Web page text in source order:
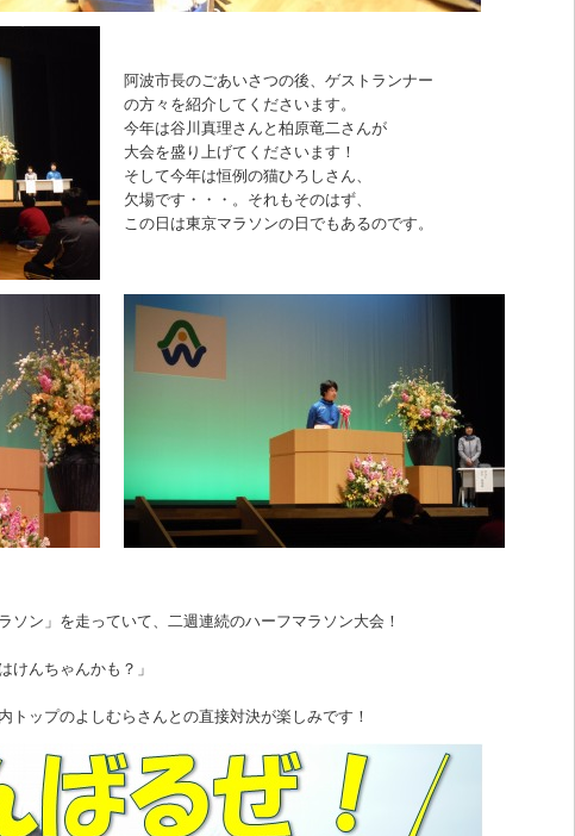
阿波市長のごあいさつの後、ゲストランナー
の方々を紹介してくださいます。
今年は谷川真理さんと柏原竜二さんが
大会を盛り上げてくださいます！
そして今年は恒例の猫ひろしさん、
欠場です・・・。それもそのはず、
この日は東京マラソンの日でもあるのです。
ソン」を走っていて、二週連続のハーフマラソン大会！
けんちゃんかも？」
トップのよしむらさんとの直接対決が楽しみです！